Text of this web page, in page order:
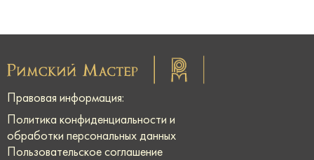
Правовая информация:
Политика конфиденциальности и
обработки персональных данных
Пользовательское соглашение